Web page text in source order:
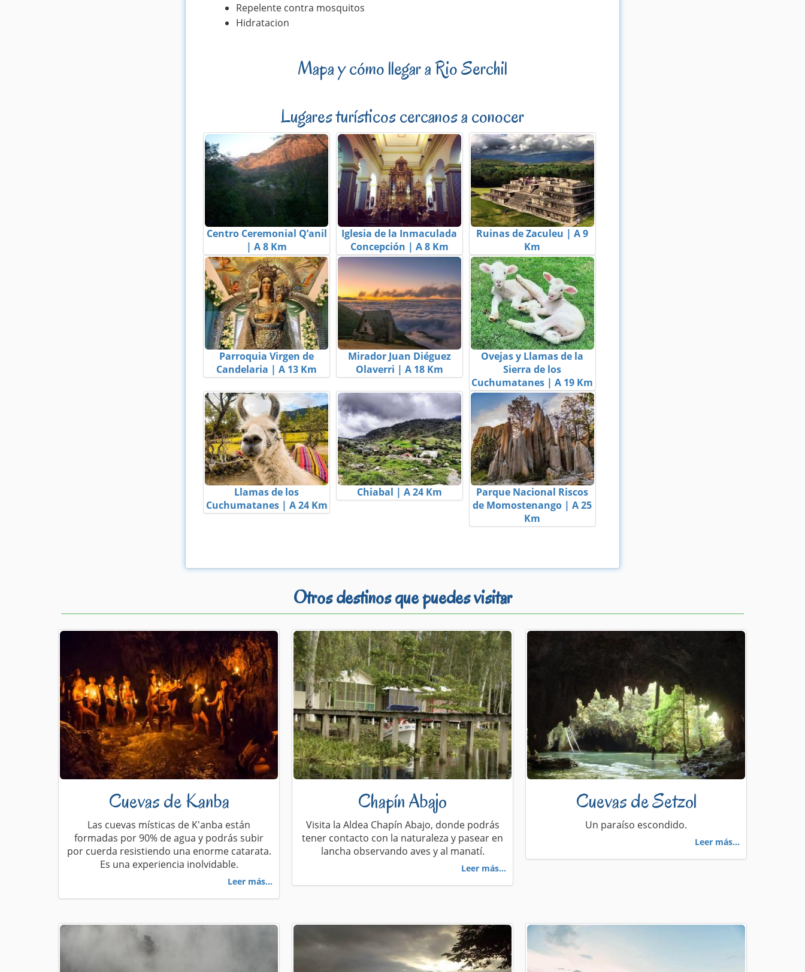
Repelente contra mosquitos
Hidratacion
Mapa y cómo llegar a Rio Serchil
Lugares turísticos cercanos a conocer
Centro Ceremonial Q’anil
| A 8 Km
Iglesia de la Inmaculada
Concepción | A 8 Km
Ruinas de Zaculeu | A 9
Km
Parroquia Virgen de
Candelaria | A 13 Km
Mirador Juan Diéguez
Olaverri | A 18 Km
Ovejas y Llamas de la
Sierra de los
Cuchumatanes | A 19 Km
Llamas de los
Cuchumatanes | A 24 Km
Chiabal | A 24 Km
Parque Nacional Riscos
de Momostenango | A 25
Km
Otros destinos que puedes visitar
Cuevas de Kanba
Las cuevas místicas de K'anba están
formadas por 90% de agua y podrás subir
por cuerda resistiendo una enorme catarata.
Es una experiencia inolvidable.
Leer más...
Chapín Abajo
Visita la Aldea Chapín Abajo, donde podrás
tener contacto con la naturaleza y pasear en
lancha observando aves y al manatí.
Leer más...
Cuevas de Setzol
Un paraíso escondido.
Leer más...